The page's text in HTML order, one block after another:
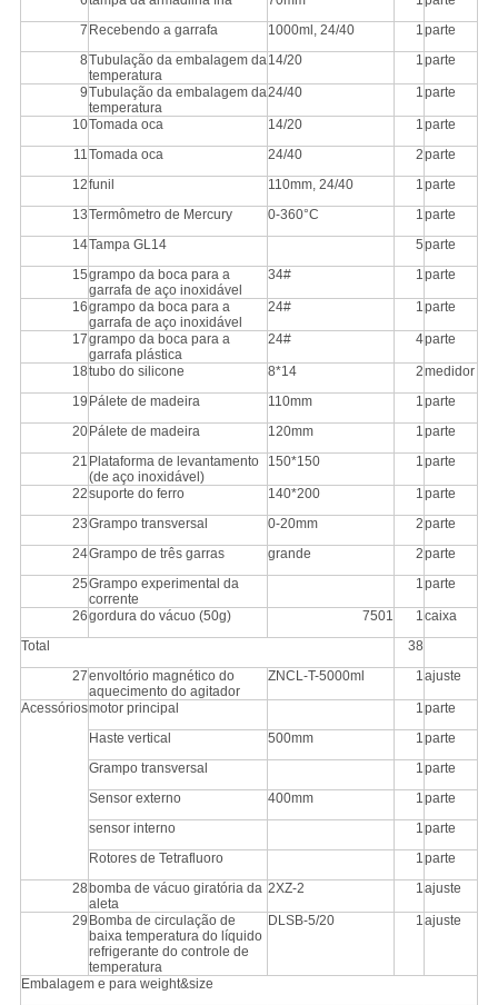
7 Recebendo a garrafa 1000ml, 24/40 1parte
8Tubulação da embalagem da
temperatura
14/20 1parte
9Tubulação da embalagem da
temperatura
24/40 1parte
10Tomada oca 14/20 1parte
11Tomada oca 24/40 2parte
12funil 110mm, 24/40 1parte
13Termômetro de Mercury 0-360°C 1parte
14Tampa GL14 5parte
15grampo da boca para a
garrafa de aço inoxidável
34# 1parte
16grampo da boca para a
garrafa de aço inoxidável
24# 1parte
17grampo da boca para a
garrafa plástica
24# 4parte
18tubo do silicone 8*14 2medidor
19 Pálete de madeira 110mm 1parte
20Pálete de madeira 120mm 1parte
21 Plataforma de levantamento
(de aço inoxidável)
150*150 1parte
22suporte do ferro 140*200 1parte
23Grampo transversal 0-20mm 2parte
24Grampo de três garras grande 2parte
25Grampo experimental da
corrente
1parte
26gordura do vácuo (50g) 7501 1caixa
Total
38
27envoltório magnético do
aquecimento do agitador
ZNCL-T-5000ml 1ajuste
Acessóriosmotor principal 1parte
Haste vertical
500mm 1parte
Grampo transversal
1parte
Sensor externo
400mm 1parte
sensor interno
1parte
Rotores de Tetrafluoro
1parte
28bomba de vácuo giratória da
aleta
2XZ-2 1ajuste
29 Bomba de circulação de
baixa temperatura do líquido
refrigerante do controle de
temperatura
DLSB-5/20 1ajuste
Embalagem e para weight&size